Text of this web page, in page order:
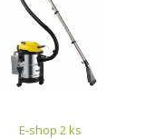
E-shop 2 ks